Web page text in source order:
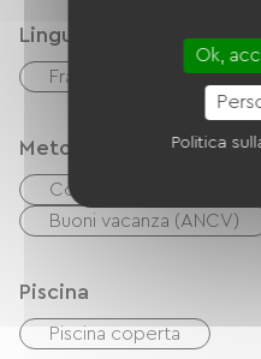
Lingue
Français
Metodi di pagamento
Controlli
Buoni vacanza (ANCV)
Piscina
Piscina coperta
Ok,
Politica